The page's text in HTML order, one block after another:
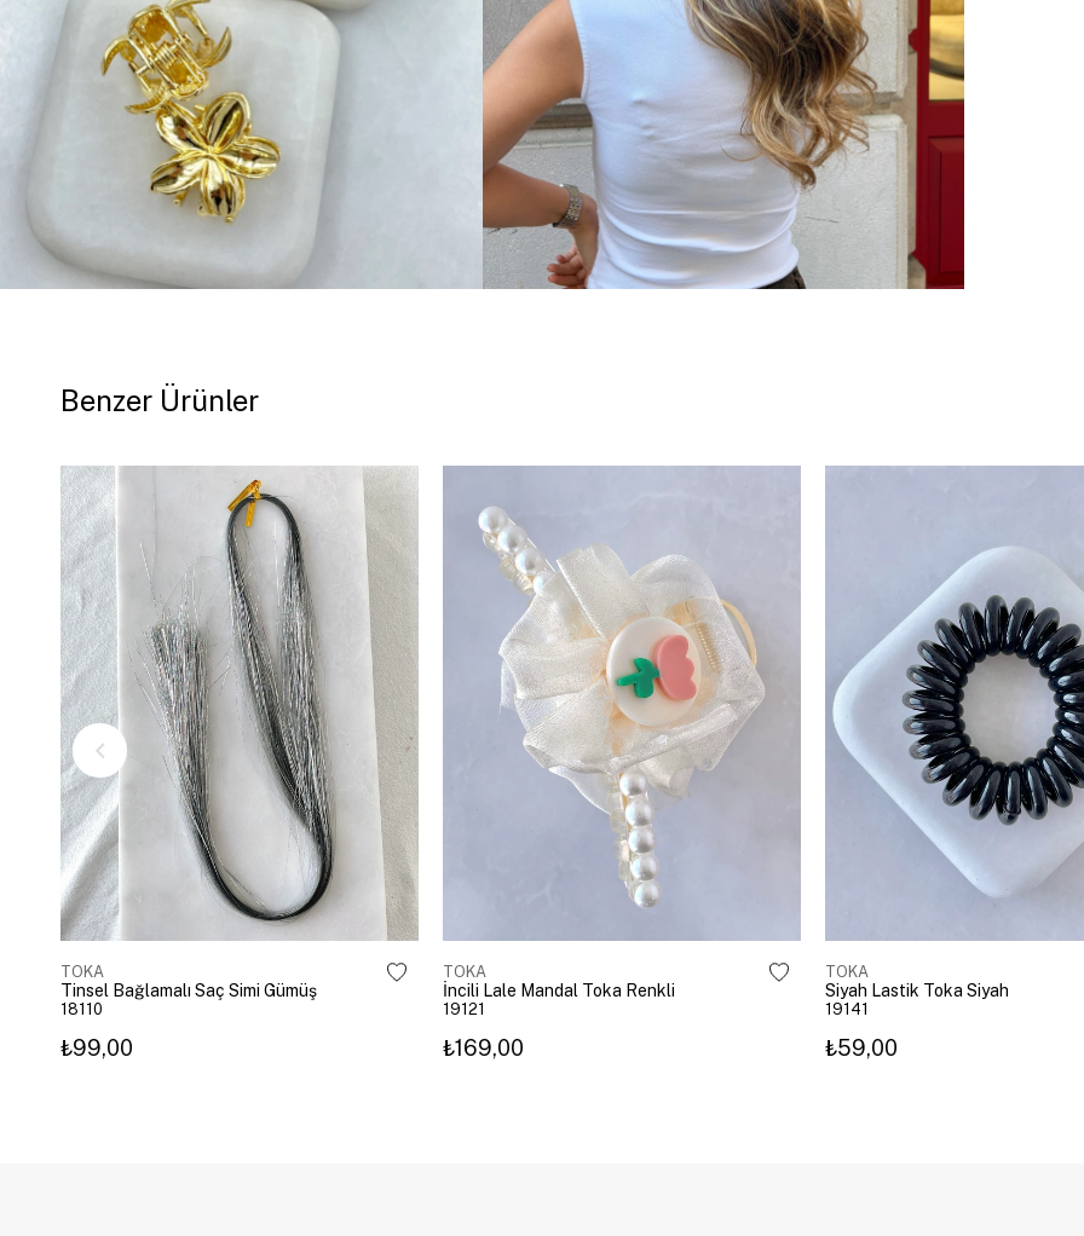
Benzer Ürünler
TOKA
Tinsel Bağlamalı Saç Simi Gümüş
18110
₺99,00
TOKA
İncili Lale Mandal Toka Renkli
19121
₺169,00
TOKA
Siyah Lastik Toka Siyah
19141
₺59,00